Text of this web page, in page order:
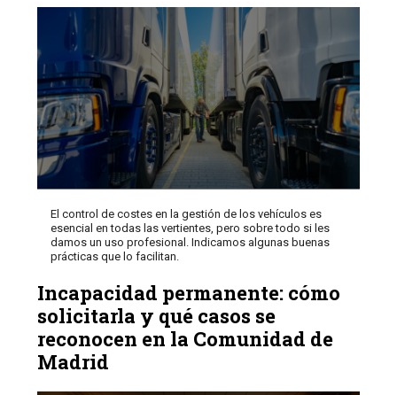
El control de costes en la gestión de los vehículos es
esencial en todas las vertientes, pero sobre todo si les
damos un uso profesional. Indicamos algunas buenas
prácticas que lo facilitan.
Incapacidad permanente: cómo
solicitarla y qué casos se
reconocen en la Comunidad de
Madrid